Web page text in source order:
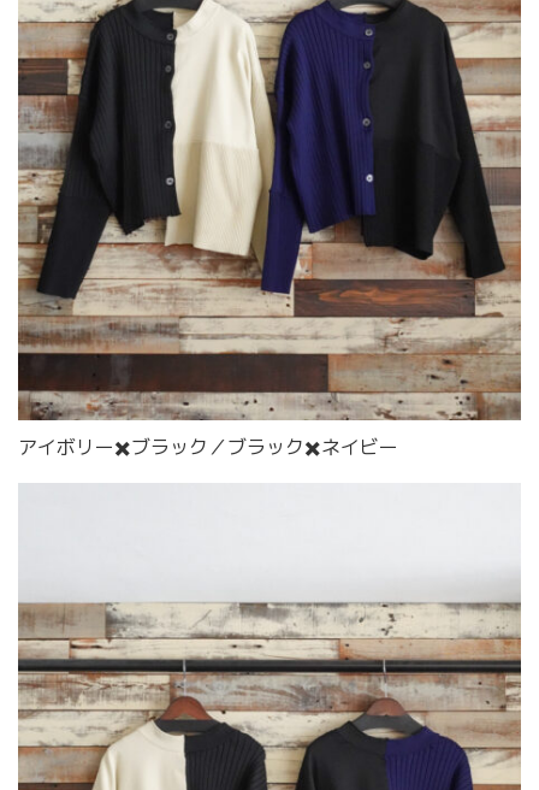
アイボリー✖️ブラック／ブラック✖️ネイビー